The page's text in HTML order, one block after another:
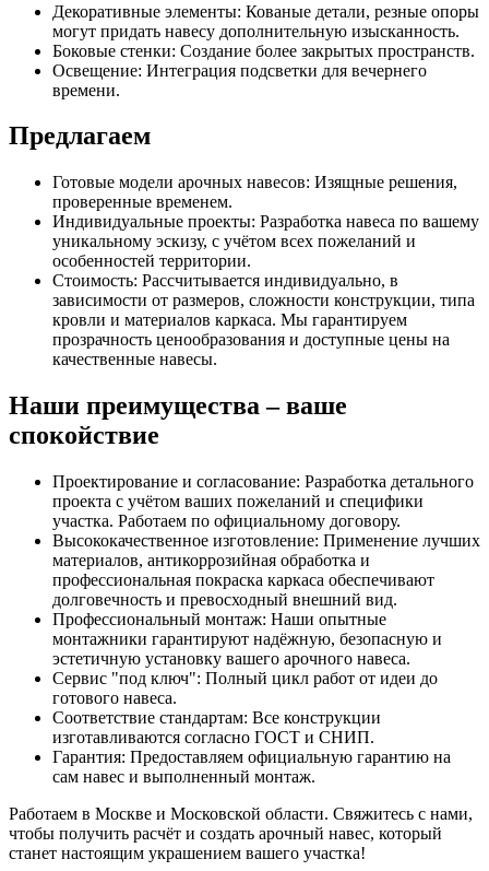
Декоративные элементы: Кованые детали, резные опоры
могут придать навесу дополнительную изысканность.
Боковые стенки: Создание более закрытых пространств.
Освещение: Интеграция подсветки для вечернего
времени.
Предлагаем
Готовые модели арочных навесов: Изящные решения,
проверенные временем.
Индивидуальные проекты: Разработка навеса по вашему
уникальному эскизу, с учётом всех пожеланий и
особенностей территории.
Стоимость: Рассчитывается индивидуально, в
зависимости от размеров, сложности конструкции, типа
кровли и материалов каркаса. Мы гарантируем
прозрачность ценообразования и доступные цены на
качественные навесы.
Наши преимущества – ваше
спокойствие
Проектирование и согласование: Разработка детального
проекта с учётом ваших пожеланий и специфики
участка. Работаем по официальному договору.
Высококачественное изготовление: Применение лучших
материалов, антикоррозийная обработка и
профессиональная покраска каркаса обеспечивают
долговечность и превосходный внешний вид.
Профессиональный монтаж: Наши опытные
монтажники гарантируют надёжную, безопасную и
эстетичную установку вашего арочного навеса.
Сервис "под ключ": Полный цикл работ от идеи до
готового навеса.
Соответствие стандартам: Все конструкции
изготавливаются согласно ГОСТ и СНИП.
Гарантия: Предоставляем официальную гарантию на
сам навес и выполненный монтаж.
Работаем в Москве и Московской области. Свяжитесь с нами,
чтобы получить расчёт и создать арочный навес, который
станет настоящим украшением вашего участка!